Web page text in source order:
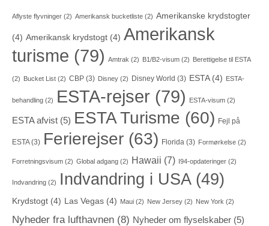
Aflyste flyvninger (2) Amerikansk bucketliste (2) Amerikanske krydstogter
(4) Amerikansk krydstogt (4) Amerikansk
turisme (79) Amtrak (2) B1/B2-visum (2) Berettigelse til ESTA
(2) Bucket List (2) CBP (3) Disney (2) Disney World (3) ESTA(4) ESTA-
behandling (2) ESTA-rejser (79) ESTA-visum (2)
ESTA afvist (5) ESTA Turisme (60) Fejl på
ESTA(3) Ferierejser (63) Florida (3) Formørkelse (2)
Forretningsvisum (2) Global adgang (2) Hawaii (7) I94-opdateringer (2)
Indvandring (2) Indvandring i USA(49)
Krydstogt (4) Las Vegas (4) Maui (2) New Jersey (2) New York (2)
Nyheder fra lufthavnen (8) Nyheder om flyselskaber (5)